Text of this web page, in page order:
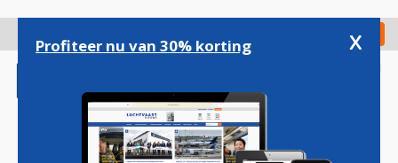
gaan
Check in
Profiteer nu van 30% korting x